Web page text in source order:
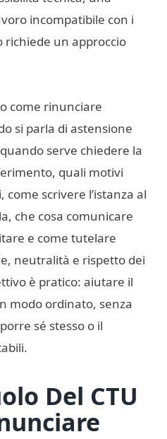
incompatibile con i
richiede un approccio
come rinunciare
si parla di astensione
serve chiedere la
quali motivi
scrivere l’istanza al
che cosa comunicare
e come tutelare
neutralità e rispetto dei
è pratico: aiutare il
modo ordinato, senza
sé stesso o il
Del CTU